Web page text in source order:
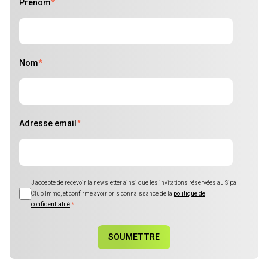
Prénom*
Nom*
Adresse email *
J'accepte de recevoir la newsletter ainsi que les invitations réservées au Sipa
Club Immo, et confirme avoir pris connaissance de la politique de
confidentialité*